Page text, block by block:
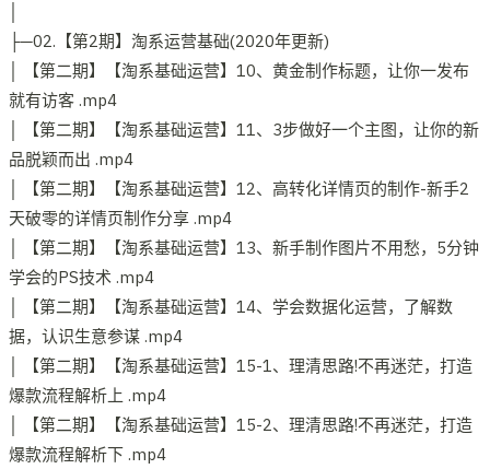
├─02.【第2期】淘系运营基础(2020年更新)
│ 【第二期】【淘系基础运营】10、黄金制作标题，让你一发布
就有访客 .mp4
│ 【第二期】【淘系基础运营】11、3步做好一个主图，让你的新
品脱颖而出 .mp4
│ 【第二期】【淘系基础运营】12、高转化详情页的制作-新手2
天破零的详情页制作分享 .mp4
│ 【第二期】【淘系基础运营】13、新手制作图片不用愁，5分钟
学会的PS技术 .mp4
│ 【第二期】【淘系基础运营】14、学会数据化运营，了解数
据，认识生意参谋 .mp4
│ 【第二期】【淘系基础运营】15-1、理清思路!不再迷茫，打造
爆款流程解析上 .mp4
│ 【第二期】【淘系基础运营】15-2、理清思路!不再迷茫，打造
爆款流程解析下 .mp4